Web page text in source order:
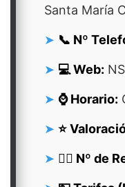
Santa María
📞 Nº
💻 Web:
⌚ Horario:
⭐
👍🏻 Nº de